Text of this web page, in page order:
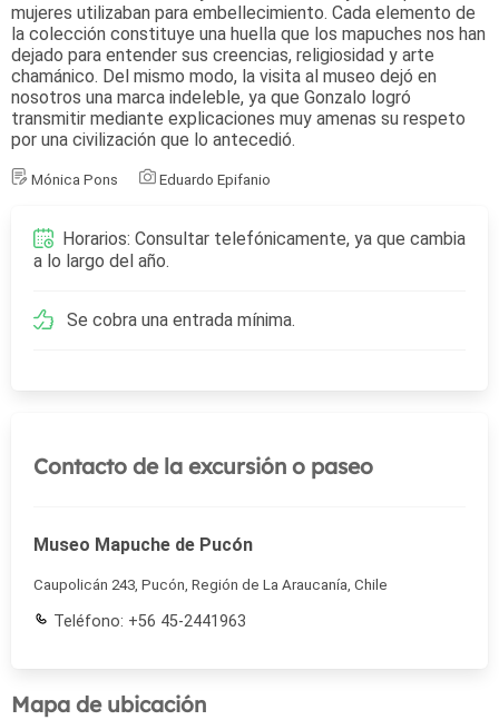
mujeres utilizaban para embellecimiento. Cada elemento de
la colección constituye una huella que los mapuches nos han
dejado para entender sus creencias, religiosidad y arte
chamánico. Del mismo modo, la visita al museo dejó en
nosotros una marca indeleble, ya que Gonzalo logró
transmitir mediante explicaciones muy amenas su respeto
por una civilización que lo antecedió.
Mónica Pons Eduardo Epifanio
Horarios: Consultar telefónicamente, ya que cambia
a lo largo del año.
Se cobra una entrada mínima.
Contacto de la excursión o paseo
Museo Mapuche de Pucón
Caupolicán 243, Pucón, Región de La Araucanía, Chile
Teléfono: +56 45-2441963
Mapa de ubicación